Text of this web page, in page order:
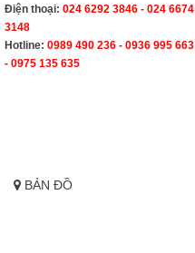
Điện thoại: 024 6292 3846 - 024 6674
3148
Hotline: 0989 490 236 - 0936 995 663
- 0975 135 635
BẢN ĐỒ